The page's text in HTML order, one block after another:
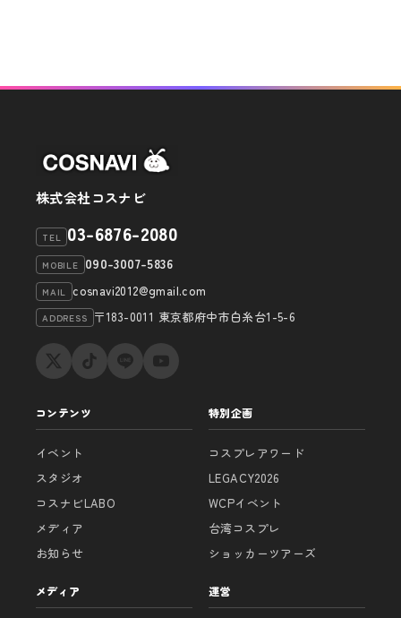
ン
株式会社コスナビ
TEL 03-6876-2080
MOBILE 090-3007-5836
MAIL cosnavi2012@gmail.com
ADDRESS 〒183-0011 東京都府中市白糸台1-5-6
コンテンツ
イベント
スタジオ
コスナビLABO
メディア
お知らせ
特別企画
コスプレアワード
LEGACY2026
WCPイベント
台湾コスプレ
ショッカーツアーズ
メディア 運営